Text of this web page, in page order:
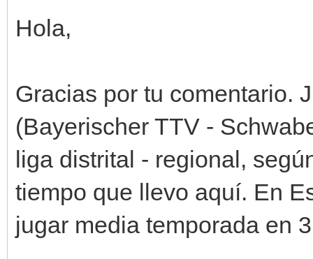
Hola,
Gracias por tu comentario.
(Bayerischer TTV -
liga distrital - regional,
tiempo que llevo aquí. En
jugar media temporada en